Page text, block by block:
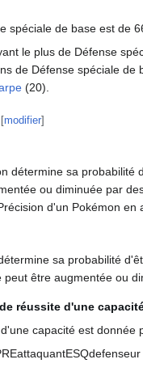
spéciale de base est de
le plus de Défense
de Défense spéciale de
(20).
[modifier]
détermine sa
ou diminuée par
d'un Pokémon en
sa probabilité
peut être augmentée ou
réussite d'une
capacité est donnée
REattaquantESQdefenseur